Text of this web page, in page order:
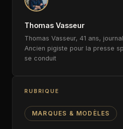
Thomas Vasseur
Thomas Vasseur, 41 ans,
Ancien pigiste pour la presse
se conduit
RUBRIQUE
MARQUES & MODÈLES